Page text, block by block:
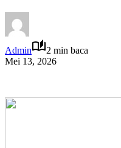
Admin
2 min baca
Mei 13, 2026